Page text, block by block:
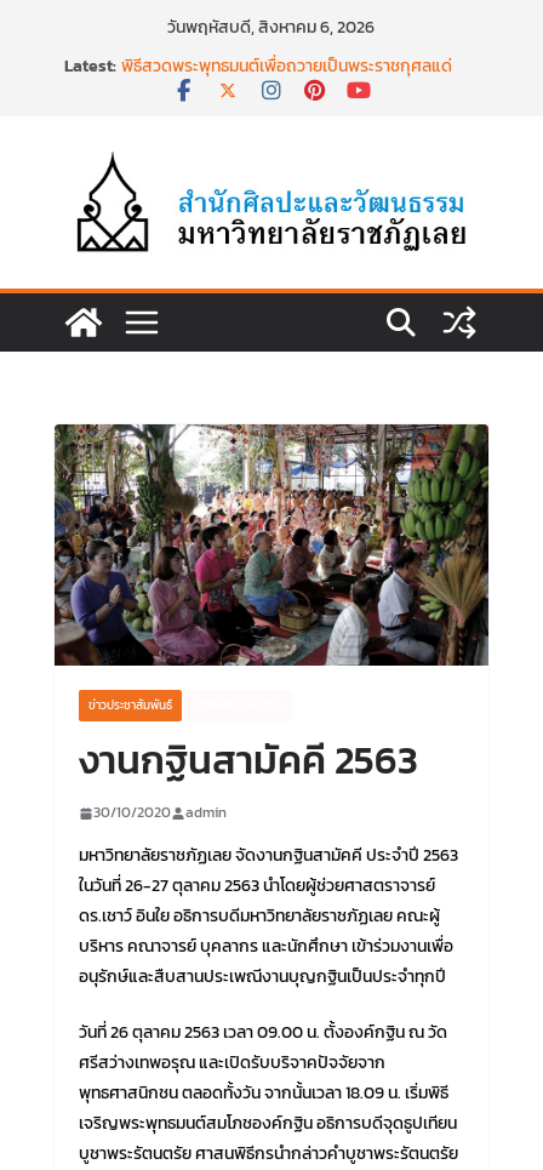
วันพฤหัสบดี, สิงหาคม 6, 2026
Latest: พิธีสวดพระพุทธมนต์เพื่อถวายเป็นพระราชกุศลแด่
สมเด็จพระเจ้าลูกเธอฯ วันที่ ๒๒ มิถุนายน ๒๕๖๙
นำงานวิจัยเรื่องการถ่ายทอดจิตรกรรมฝาผนังวัด
โพธิ์ชัยนาพึงผ่านงานศิลปะภาพพิมพ์ฯ ระหว่างวันที่ 22
– 26 มิถุนายน 2569
เชียงคานเปิดงานยิ่งใหญ่ ฉลองครบรอบ ๑๑๕ ปี
สืบสานวัฒนธรรมประเพณีผ่านศาสตร์พระราชา สู่การ
ท่องเที่ยวยั่งยืน วันที่ ๒๓ มิถุนายน ๒๕๖๙
พิธีบำเพ็ญกุศลสวดพระอภิธรรม เพื่ออุทิศถวายพระ
กุศลแด่ สมเด็จพระเจ้าลูกเธอ เจ้าฟ้าพัชรกิติยาภา นเร
ข่าวประชาสัมพันธ์
งานกฐินสามัคคี 2563
30/10/2020 admin
มหาวิทยาลัยราชภัฏเลย จัดงานกฐินสามัคคี ประจำปี 2563
ในวันที่ 26-27 ตุลาคม 2563 นำโดยผู้ช่วยศาสตราจารย์
ดร.เชาว์ อินใย อธิการบดีมหาวิทยาลัยราชภัฏเลย คณะผู้
บริหาร คณาจารย์ บุคลากร และนักศึกษา เข้าร่วมงานเพื่อ
อนุรักษ์และสืบสานประเพณีงานบุญกฐินเป็นประจำทุกปี
วันที่ 26 ตุลาคม 2563 เวลา 09.00 น. ตั้งองค์กฐิน ณ วัด
ศรีสว่างเทพอรุณ และเปิดรับบริจาคปัจจัยจาก
พุทธศาสนิกชน ตลอดทั้งวัน จากนั้นเวลา 18.09 น. เริ่มพิธี
เจริญพระพุทธมนต์สมโภชองค์กฐิน อธิการบดีจุดธูปเทียน
บูชาพระรัตนตรัย ศาสนพิธีกรนำกล่าวคำบูชาพระรัตนตรัย